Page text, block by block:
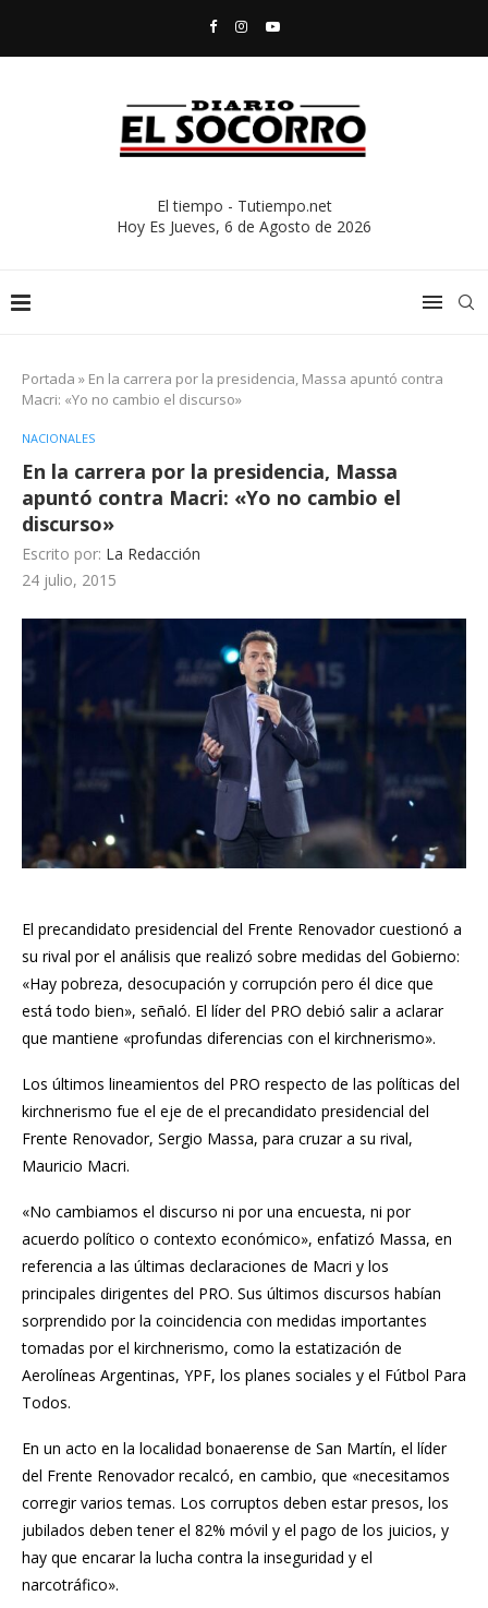
El tiempo - Tutiempo.net
Hoy Es Jueves, 6 de Agosto de 2026
Portada » En la carrera por la presidencia, Massa apuntó contra
Macri: «Yo no cambio el discurso»
NACIONALES
En la carrera por la presidencia, Massa
apuntó contra Macri: «Yo no cambio el
discurso»
Escrito por: La Redacción
24 julio, 2015
El precandidato presidencial del Frente Renovador cuestionó a
su rival por el análisis que realizó sobre medidas del Gobierno:
«Hay pobreza, desocupación y corrupción pero él dice que
está todo bien», señaló. El líder del PRO debió salir a aclarar
que mantiene «profundas diferencias con el kirchnerismo».
Los últimos lineamientos del PRO respecto de las políticas del
kirchnerismo fue el eje de el precandidato presidencial del
Frente Renovador, Sergio Massa, para cruzar a su rival,
Mauricio Macri.
«No cambiamos el discurso ni por una encuesta, ni por
acuerdo político o contexto económico», enfatizó Massa, en
referencia a las últimas declaraciones de Macri y los
principales dirigentes del PRO. Sus últimos discursos habían
sorprendido por la coincidencia con medidas importantes
tomadas por el kirchnerismo, como la estatización de
Aerolíneas Argentinas, YPF, los planes sociales y el Fútbol Para
Todos.
En un acto en la localidad bonaerense de San Martín, el líder
del Frente Renovador recalcó, en cambio, que «necesitamos
corregir varios temas. Los corruptos deben estar presos, los
jubilados deben tener el 82% móvil y el pago de los juicios, y
hay que encarar la lucha contra la inseguridad y el
narcotráfico».